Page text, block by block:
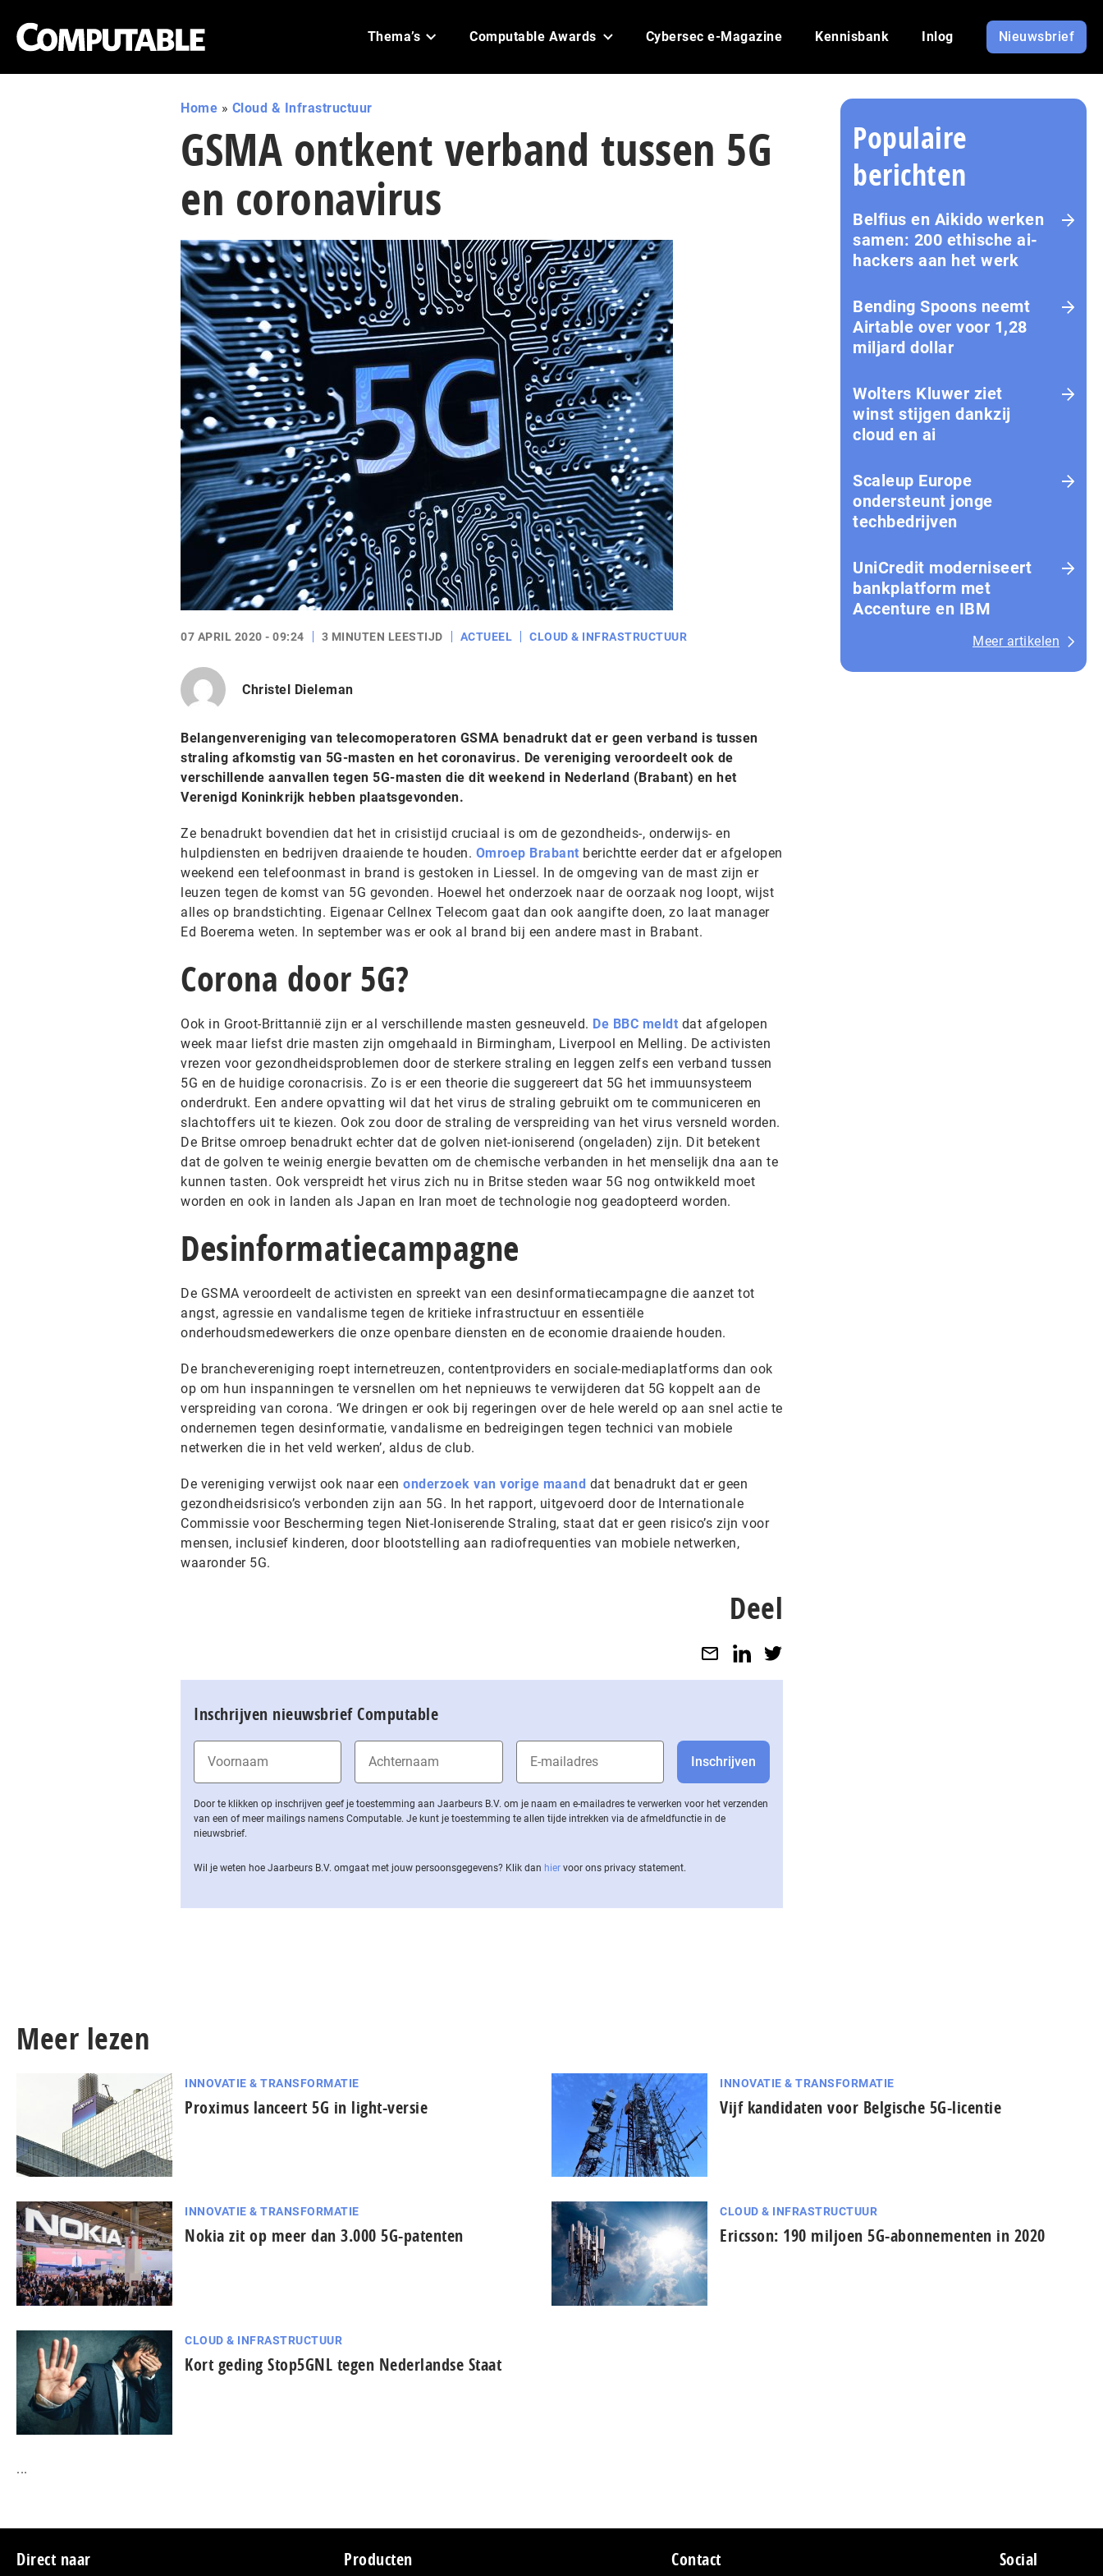
Thema’s Computable Awards Cybersec e-Magazine Kennisbank Inlog Nieuwsbrief
Home » Cloud & Infrastructuur
GSMA ontkent verband tussen 5G
en coronavirus
07 APRIL 2020 - 09:24 3 MINUTEN LEESTIJD ACTUEEL CLOUD & INFRASTRUCTUUR
Christel Dieleman
Belangenvereniging van telecomoperatoren GSMA benadrukt dat er geen verband is tussen
straling afkomstig van 5G-masten en het coronavirus. De vereniging veroordeelt ook de
verschillende aanvallen tegen 5G-masten die dit weekend in Nederland (Brabant) en het
Verenigd Koninkrijk hebben plaatsgevonden.
Ze benadrukt bovendien dat het in crisistijd cruciaal is om de gezondheids-, onderwijs- en
hulpdiensten en bedrijven draaiende te houden. Omroep Brabant berichtte eerder dat er afgelopen
weekend een telefoonmast in brand is gestoken in Liessel. In de omgeving van de mast zijn er
leuzen tegen de komst van 5G gevonden. Hoewel het onderzoek naar de oorzaak nog loopt, wijst
alles op brandstichting. Eigenaar Cellnex Telecom gaat dan ook aangifte doen, zo laat manager
Ed Boerema weten. In september was er ook al brand bij een andere mast in Brabant.
Corona door 5G?
Ook in Groot-Brittannië zijn er al verschillende masten gesneuveld. De BBC meldt dat afgelopen
week maar liefst drie masten zijn omgehaald in Birmingham, Liverpool en Melling. De activisten
vrezen voor gezondheidsproblemen door de sterkere straling en leggen zelfs een verband tussen
5G en de huidige coronacrisis. Zo is er een theorie die suggereert dat 5G het immuunsysteem
onderdrukt. Een andere opvatting wil dat het virus de straling gebruikt om te communiceren en
slachtoffers uit te kiezen. Ook zou door de straling de verspreiding van het virus versneld worden.
De Britse omroep benadrukt echter dat de golven niet-ioniserend (ongeladen) zijn. Dit betekent
dat de golven te weinig energie bevatten om de chemische verbanden in het menselijk dna aan te
kunnen tasten. Ook verspreidt het virus zich nu in Britse steden waar 5G nog ontwikkeld moet
worden en ook in landen als Japan en Iran moet de technologie nog geadopteerd worden.
Desinformatiecampagne
De GSMA veroordeelt de activisten en spreekt van een desinformatiecampagne die aanzet tot
angst, agressie en vandalisme tegen de kritieke infrastructuur en essentiële
onderhoudsmedewerkers die onze openbare diensten en de economie draaiende houden.
De branchevereniging roept internetreuzen, contentproviders en sociale-mediaplatforms dan ook
op om hun inspanningen te versnellen om het nepnieuws te verwijderen dat 5G koppelt aan de
verspreiding van corona. ‘We dringen er ook bij regeringen over de hele wereld op aan snel actie te
ondernemen tegen desinformatie, vandalisme en bedreigingen tegen technici van mobiele
netwerken die in het veld werken’, aldus de club.
De vereniging verwijst ook naar een onderzoek van vorige maand dat benadrukt dat er geen
gezondheidsrisico’s verbonden zijn aan 5G. In het rapport, uitgevoerd door de Internationale
Commissie voor Bescherming tegen Niet-Ioniserende Straling, staat dat er geen risico’s zijn voor
mensen, inclusief kinderen, door blootstelling aan radiofrequenties van mobiele netwerken,
waaronder 5G.
Deel
Inschrijven nieuwsbrief Computable
Door te klikken op inschrijven geef je toestemming aan Jaarbeurs B.V. om je naam en e-mailadres te verwerken voor het verzenden
van een of meer mailings namens Computable. Je kunt je toestemming te allen tijde intrekken via de af­meld­func­tie in de
nieuwsbrief.
Wil je weten hoe Jaarbeurs B.V. omgaat met jouw per­soons­ge­ge­vens? Klik dan hier voor ons privacy statement.
Populaire
berichten
Belfius en Aikido werken
samen: 200 ethische ai-
hackers aan het werk
Bending Spoons neemt
Airtable over voor 1,28
miljard dollar
Wolters Kluwer ziet
winst stijgen dankzij
cloud en ai
Scaleup Europe
ondersteunt jonge
techbedrijven
UniCredit moderniseert
bankplatform met
Accenture en IBM
Meer artikelen
Meer lezen
INNOVATIE & TRANSFORMATIE
Proximus lanceert 5G in light-versie
INNOVATIE & TRANSFORMATIE
Vijf kandidaten voor Belgische 5G-licentie
INNOVATIE & TRANSFORMATIE
Nokia zit op meer dan 3.000 5G-patenten
CLOUD & INFRASTRUCTUUR
Ericsson: 190 miljoen 5G-abonnementen in 2020
CLOUD & INFRASTRUCTUUR
Kort geding Stop5GNL tegen Nederlandse Staat
...
Direct naar Producten Contact Social